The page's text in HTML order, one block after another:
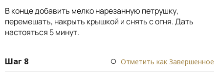
В конце добавить мелко нарезанную петрушку,
перемешать, накрыть крышкой и снять с огня. Дать
настояться 5 минут.
Шаг 8 Отметить как Завершенное